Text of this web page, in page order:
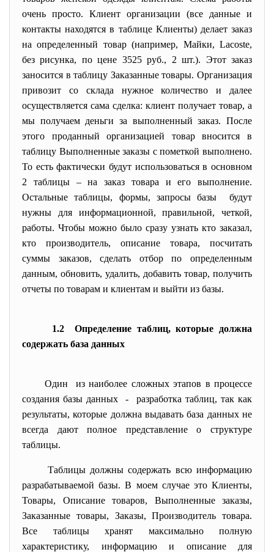
очень просто. Клиент организации (все данные и
контакты находятся в таблице Клиенты) делает заказ
на определенный товар (например, Майки, Lacoste,
без рисунка, по цене 3525 руб., 2 шт.). Этот заказ
заносится в таблицу Заказанные товары. Организация
привозит со склада нужное количество и далее
осуществляется сама сделка: клиент получает товар, а
мы получаем деньги за выполненный заказ. После
этого проданный организацией товар вносится в
таблицу Выполненные заказы с пометкой выполнено.
То есть фактически будут использоваться в основном
2 таблицы – на заказ товара и его выполнение.
Остальные таблицы, формы, запросы базы будут
нужны для информационной, правильной, четкой,
работы. Чтобы можно было сразу узнать кто заказал,
кто производитель, описание товара, посчитать
суммы заказов, сделать отбор по определенным
данным, обновить, удалить, добавить товар, получить
отчеты по товарам и клиентам и выйти из базы.
1.2 Определение таблиц, которые должна
содержать база данных
Один из наиболее сложных этапов в процессе
создания базы данных - разработка таблиц, так как
результаты, которые должна выдавать база данных не
всегда дают полное представление о структуре
таблицы.
Таблицы должны содержать всю информацию
разрабатываемой базы. В моем случае это Клиенты,
Товары, Описание товаров, Выполненные заказы,
Заказанные товары, Заказы, Производитель товара.
Все таблицы хранят максимально полную
характеристику, информацию и описание для